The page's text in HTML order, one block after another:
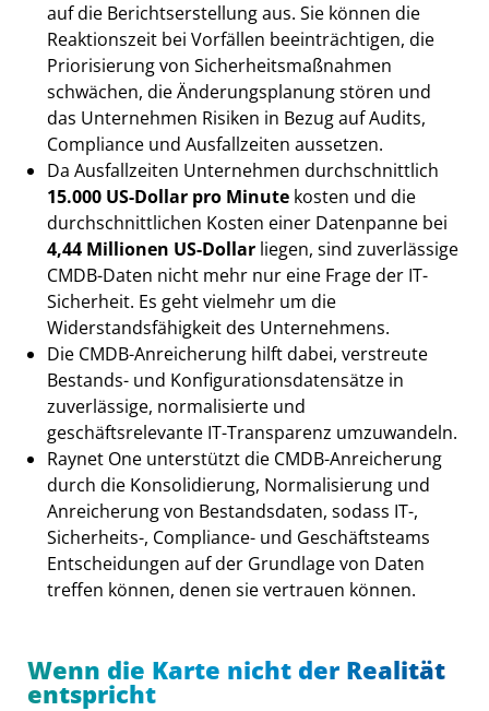
auf die Berichtserstellung aus. Sie können die
Reaktionszeit bei Vorfällen beeinträchtigen, die
Priorisierung von Sicherheitsmaßnahmen
schwächen, die Änderungsplanung stören und
das Unternehmen Risiken in Bezug auf Audits,
Compliance und Ausfallzeiten aussetzen.
Da Ausfallzeiten Unternehmen durchschnittlich
15.000 US-Dollar pro Minute kosten und die
durchschnittlichen Kosten einer Datenpanne bei
4,44 Millionen US-Dollar liegen, sind zuverlässige
CMDB-Daten nicht mehr nur eine Frage der IT-
Sicherheit. Es geht vielmehr um die
Widerstandsfähigkeit des Unternehmens.
Die CMDB-Anreicherung hilft dabei, verstreute
Bestands- und Konfigurationsdatensätze in
zuverlässige, normalisierte und
geschäftsrelevante IT-Transparenz umzuwandeln.
Raynet One unterstützt die CMDB-Anreicherung
durch die Konsolidierung, Normalisierung und
Anreicherung von Bestandsdaten, sodass IT-,
Sicherheits-, Compliance- und Geschäftsteams
Entscheidungen auf der Grundlage von Daten
treffen können, denen sie vertrauen können.
Wenn die Karte nicht der Realität
entspricht